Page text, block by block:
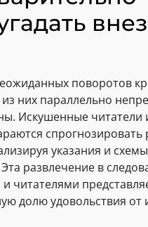
поворотов
них параллельно
Искушенные читатели
спрогнозировать
указания и
развлечение в
и читателями
долю удовольствия от